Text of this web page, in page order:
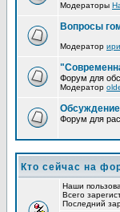
Модераторы
Вопросы
Модератор
Форум для
Модератор
Форум для
Кто сейчас на
Наши
Всего
Последний